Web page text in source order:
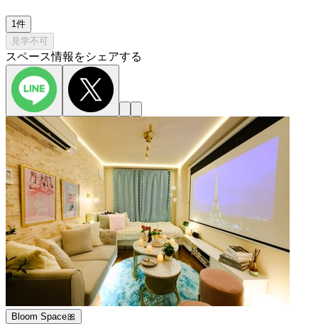
1件
見学不可
スペース情報をシェアする
Bloom Space🎀